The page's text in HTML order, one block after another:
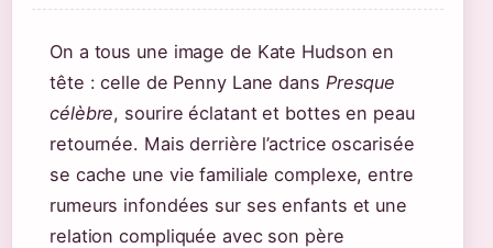
On a tous une image de Kate Hudson en
tête : celle de Penny Lane dans Presque
célèbre, sourire éclatant et bottes en peau
retournée. Mais derrière l’actrice oscarisée
se cache une vie familiale complexe, entre
rumeurs infondées sur ses enfants et une
relation compliquée avec son père